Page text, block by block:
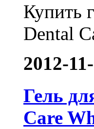
Купить
Dental
2012-
Гель
Care